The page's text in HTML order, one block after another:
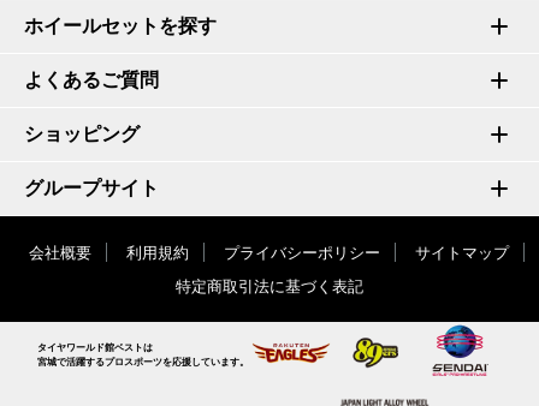
ホイールセットを探す
よくあるご質問
ショッピング
グループサイト
会社概要 利用規約 プライバシーポリシー
サイトマップ
特定商取引法に基づく表記
タイヤワールド館ベストは
宮城で活躍するプロスポーツを応援しています。